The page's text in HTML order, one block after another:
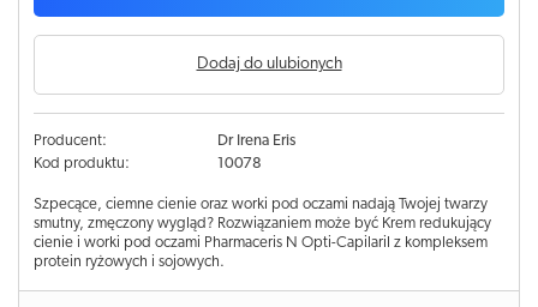
Dodaj do ulubionych
Producent:
Dr Irena Eris
Kod produktu:
10078
Szpecące, ciemne cienie oraz worki pod oczami nadają Twojej twarzy
smutny, zmęczony wygląd? Rozwiązaniem może być Krem redukujący
cienie i worki pod oczami Pharmaceris N Opti-Capilaril z kompleksem
protein ryżowych i sojowych.